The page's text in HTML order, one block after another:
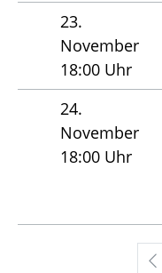
23.
November
18:00 Uhr
24.
November
18:00 Uhr